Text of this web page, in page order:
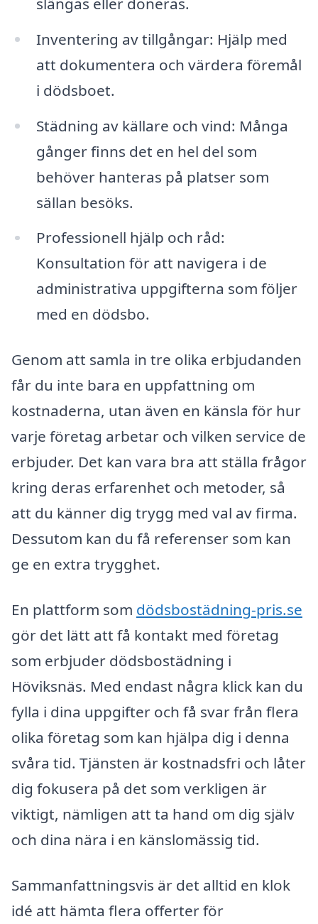
Inventering av tillgångar: Hjälp med
att dokumentera och värdera föremål
i dödsboet.
Städning av källare och vind: Många
gånger finns det en hel del som
behöver hanteras på platser som
sällan besöks.
Professionell hjälp och råd:
Konsultation för att navigera i de
administrativa uppgifterna som följer
med en dödsbo.
Genom att samla in tre olika erbjudanden
får du inte bara en uppfattning om
kostnaderna, utan även en känsla för hur
varje företag arbetar och vilken service de
erbjuder. Det kan vara bra att ställa frågor
kring deras erfarenhet och metoder, så
att du känner dig trygg med val av firma.
Dessutom kan du få referenser som kan
ge en extra trygghet.
En plattform som dödsbostädning-pris.se
gör det lätt att få kontakt med företag
som erbjuder dödsbostädning i
Höviksnäs. Med endast några klick kan du
fylla i dina uppgifter och få svar från flera
olika företag som kan hjälpa dig i denna
svåra tid. Tjänsten är kostnadsfri och låter
dig fokusera på det som verkligen är
viktigt, nämligen att ta hand om dig själv
och dina nära i en känslomässig tid.
Sammanfattningsvis är det alltid en klok
idé att hämta flera offerter för